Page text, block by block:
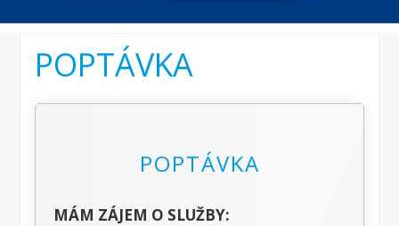
POPTÁVKA
POPTÁVKA
MÁM ZÁJEM O SLUŽBY: